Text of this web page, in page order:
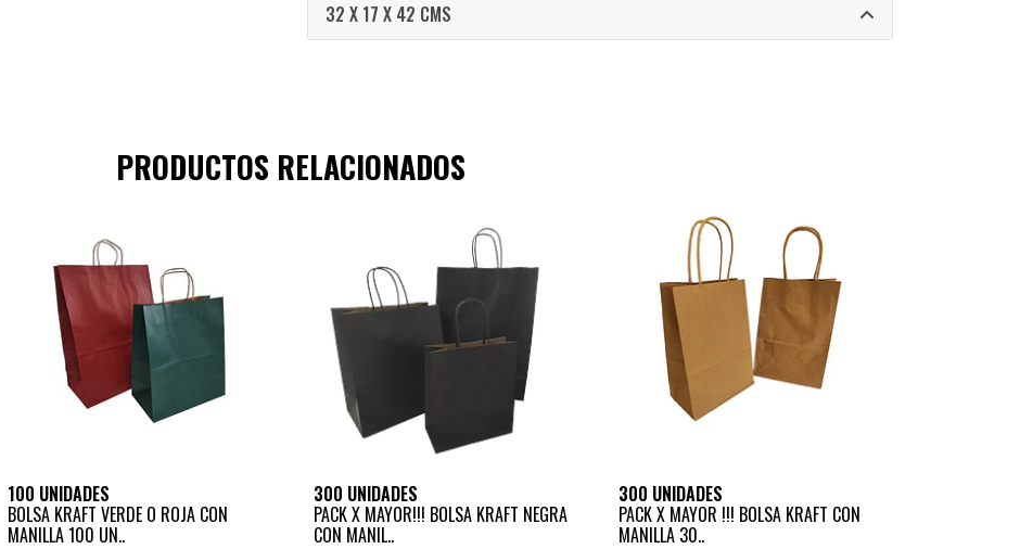
32 X 17 X 42 CMS
PRODUCTOS RELACIONADOS
100 UNIDADES
BOLSA KRAFT VERDE O ROJA CON
MANILLA 100 UN..
300 UNIDADES
PACK X MAYOR!!! BOLSA KRAFT NEGRA
CON MANIL..
300 UNIDADES
PACK X MAYOR !!! BOLSA KRAFT CON
MANILLA 30..